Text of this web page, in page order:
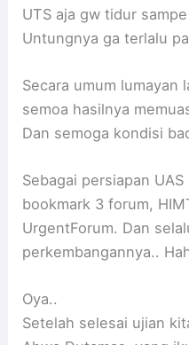
UTS aja gw tidur
Untungnya ga terlalu
Secara umum lumayan
semoa hasilnya
Dan semoga kondisi
Sebagai persiapan
bookmark 3 forum,
UrgentForum. Dan
perkembangannya..
Oya..
Setelah selesai ujian